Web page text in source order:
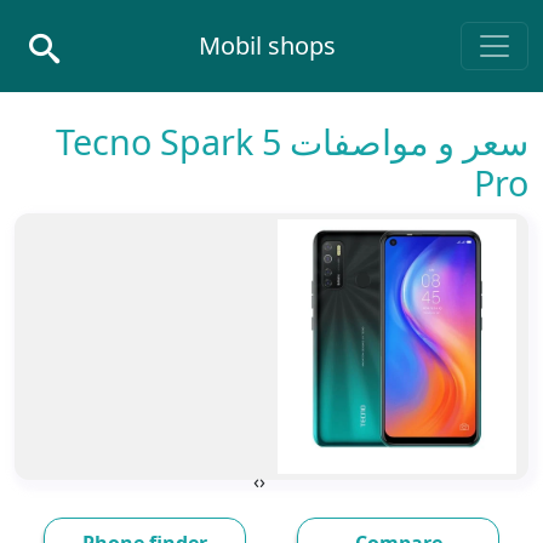
Main Navigation
Mobil shops
سعر و مواصفات Tecno Spark 5
Pro
‹
›